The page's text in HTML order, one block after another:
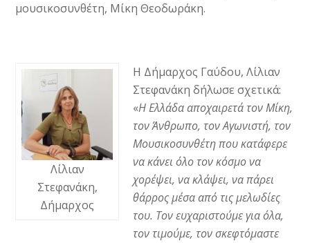
μουσικοσυνθέτη, Μίκη Θεοδωράκη.
Λίλιαν
Στεφανάκη,
Δήμαρχος
Η Δήμαρχος Γαύδου, Λίλιαν
Στεφανάκη δήλωσε σχετικά:
«Η Ελλάδα αποχαιρετά τον Μίκη,
τον Άνθρωπο, τον Αγωνιστή, τον
Μουσικοσυνθέτη που κατάφερε
να κάνει όλο τον κόσμο να
χορέψει, να κλάψει, να πάρει
θάρρος μέσα από τις μελωδίες
του. Τον ευχαριστούμε για όλα,
τον τιμούμε, τον σκεφτόμαστε